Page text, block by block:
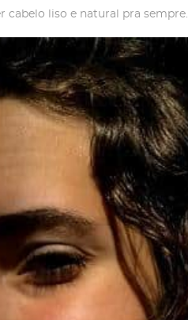
cabelo liso e natural pra sempre.